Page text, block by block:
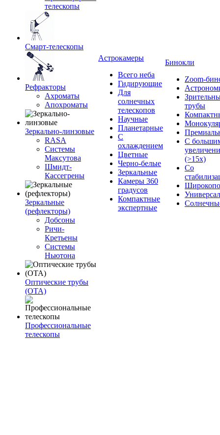
телескопы
Смарт-телескопы
Рефракторы
Ахроматы
Апохроматы
Зеркально-линзовые
RASA
Системы
Максутова
Шмидт-
Кассегрены
Зеркальные
(рефлекторы)
Добсоны
Ричи-
Кретьены
Системы
Ньютона
Оптические трубы
(OTA)
Профессиональные
телескопы
Астрокамеры
Всего неба
Гидирующие
Для
солнечных
телескопов
Научные
Планетарные
С
охлаждением
Цветные
Черно-белые
Зеркальные
Камеры 360
градусов
Компактные
экспертные
Бинокли
Zoom-
трубы
С
(>15x)
Со